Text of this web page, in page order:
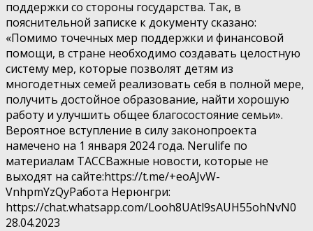
поддержки со стороны государства. Так, в
пояснительной записке к документу сказано:
«Помимо точечных мер поддержки и финансовой
помощи, в стране необходимо создавать целостную
систему мер, которые позволят детям из
многодетных семей реализовать себя в полной мере,
получить достойное образование, найти хорошую
работу и улучшить общее благосостояние семьи».
Вероятное вступление в силу законопроекта
намечено на 1 января 2024 года. Nerulife по
материалам ТАССВажные новости, которые не
выходят на сайте:https://t.me/+eoAJvW-
VnhpmYzQyРабота Нерюнгри:
https://chat.whatsapp.com/Looh8UAtl9sAUH55ohNvN0
28.04.2023